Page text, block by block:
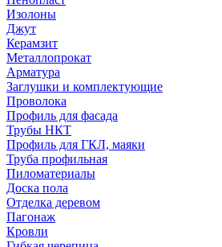
Изолоны
Джут
Керамзит
Металлопрокат
Арматура
Заглушки и комплектующие
Проволока
Профиль для фасада
Трубы НКТ
Профиль для ГКЛ, маяки
Труба профильная
Пиломатериалы
Доска пола
Отделка деревом
Пагонаж
Кровли